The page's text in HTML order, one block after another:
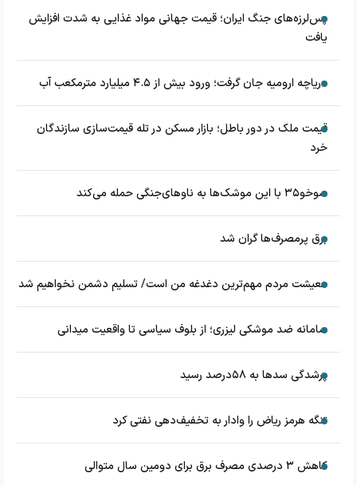
پس‌لرزه‌های جنگ ایران؛ قیمت جهانی مواد غذایی به شدت افزایش
یافت
دریاچه ارومیه جان گرفت؛ ورود بیش از ۴.۵ میلیارد مترمکعب آب
قیمت ملک در دور باطل؛ بازار مسکن در تله قیمت‌سازی سازندگان
خرد
سوخو۳۵ با این موشک‌ها به ناوهای‌جنگی حمله می‌کند
برق پرمصرف‌ها گران شد
معیشت مردم مهم‌ترین دغدغه من است/ تسلیم دشمن نخواهیم شد
سامانه ضد موشکی لیزری؛ از بلوف سیاسی تا واقعیت میدانی
پرشدگی سدها به ۵۸درصد رسید
تنگه هرمز ریاض را وادار به تخفیف‌دهی نفتی کرد
کاهش ۳ درصدی مصرف برق برای دومین سال متوالی